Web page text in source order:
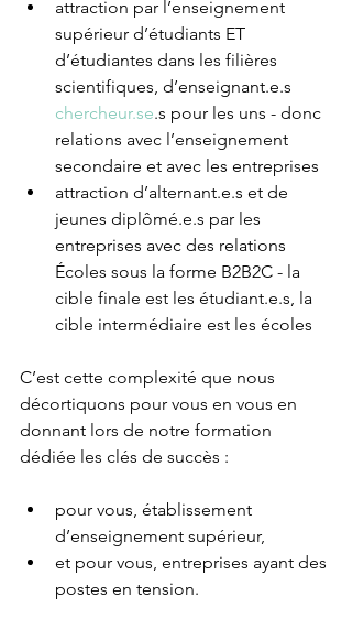
attraction par l’enseignement
supérieur d’étudiants ET
d’étudiantes dans les filières
scientifiques, d’enseignant.e.s
chercheur.se.s pour les uns - donc
relations avec l’enseignement
secondaire et avec les entreprises
attraction d’alternant.e.s et de
jeunes diplômé.e.s par les
entreprises avec des relations
Écoles sous la forme B2B2C - la
cible finale est les étudiant.e.s, la
cible intermédiaire est les écoles
C’est cette complexité que nous
décortiquons pour vous en vous en
donnant lors de notre formation
dédiée les clés de succès :
pour vous, établissement
d’enseignement supérieur,
et pour vous, entreprises ayant des
postes en tension.